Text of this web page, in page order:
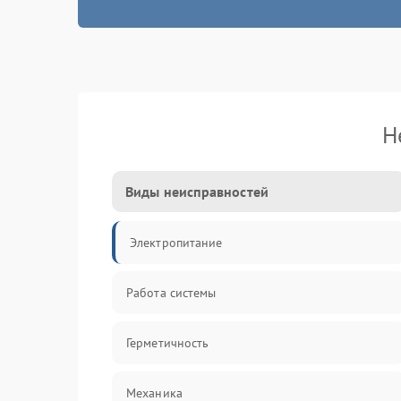
Виды неисправностей
Электропитание
Работа системы
Герметичность
Механика